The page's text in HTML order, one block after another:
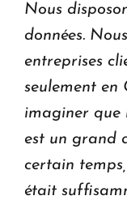
Nous
données.
entreprises
seulement en
imaginer que
est un grand
certain
était